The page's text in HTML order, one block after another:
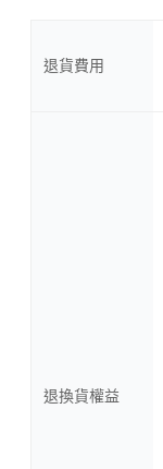
退貨費用
退換貨權益